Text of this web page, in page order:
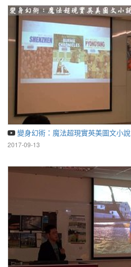
變身幻術：魔法超現實英美圖文小說
2017-09-13